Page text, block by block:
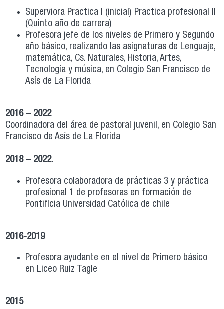
Superviora Practica I (inicial) Practica profesional II
(Quinto año de carrera)
Profesora jefe de los niveles de Primero y Segundo
año básico, realizando las asignaturas de Lenguaje,
matemática, Cs. Naturales, Historia, Artes,
Tecnología y música, en Colegio San Francisco de
Asís de La Florida
2016 – 2022
Coordinadora del área de pastoral juvenil, en Colegio San
Francisco de Asís de La Florida
2018 – 2022.
Profesora colaboradora de prácticas 3 y práctica
profesional 1 de profesoras en formación de
Pontificia Universidad Católica de chile
2016-2019
Profesora ayudante en el nivel de Primero básico
en Liceo Ruiz Tagle
2015